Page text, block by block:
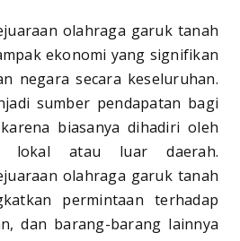
olahraga garuk tanah
ekonomi yang signifikan
negara secara keseluruhan.
sumber pendapatan bagi
biasanya dihadiri oleh
lokal atau luar daerah.
olahraga garuk tanah
permintaan terhadap
dan barang-barang lainnya